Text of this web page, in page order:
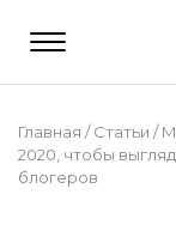
Главная /Статьи /
2020, чтобы
блогеров